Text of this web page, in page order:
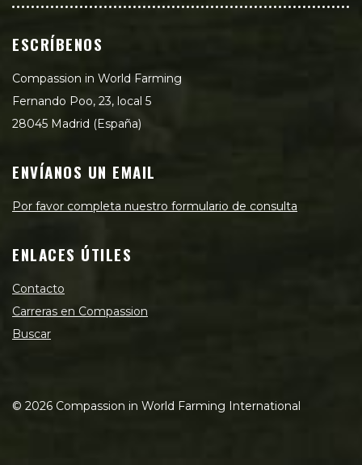
ESCRÍBENOS
Compassion in World Farming
Fernando Poo, 23, local 5
28045 Madrid (España)
ENVÍANOS UN EMAIL
Por favor completa nuestro formulario de consulta
ENLACES ÚTILES
Contacto
Carreras en Compassion
Buscar
© 2026 Compassion in World Farming International